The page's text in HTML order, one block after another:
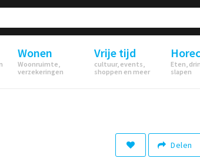
Wonen
Woonruimte,
verzekeringen
Vrije tijd
cultuur, events,
shoppen en meer
Eten,
slapen
Delen